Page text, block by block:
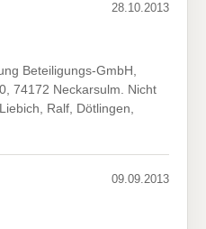
28.10.2013
Beteiligungs-GmbH,
74172 Neckarsulm. Nicht
Ralf, Dötlingen,
09.09.2013